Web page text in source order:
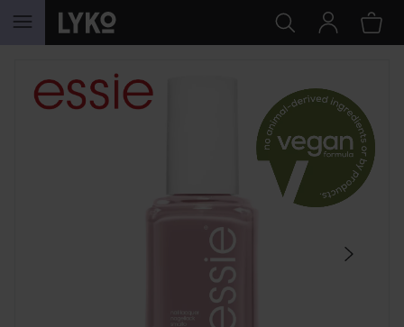
HOPPA TILL INNEHÅLLET
HOPPA ÖVER SEKTIONEN